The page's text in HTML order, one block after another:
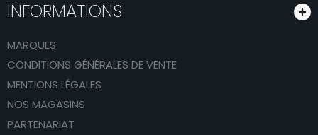
INFORMATIONS
MARQUES
CONDITIONS GÉNÉRALES DE VENTE
MENTIONS LÉGALES
NOS MAGASINS
PARTENARIAT